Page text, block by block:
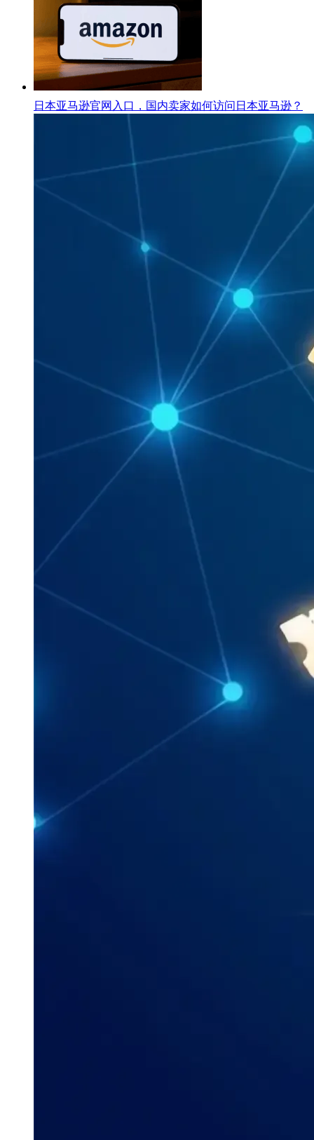
日本亚马逊官网入口，国内卖家如何访问日本亚马逊？